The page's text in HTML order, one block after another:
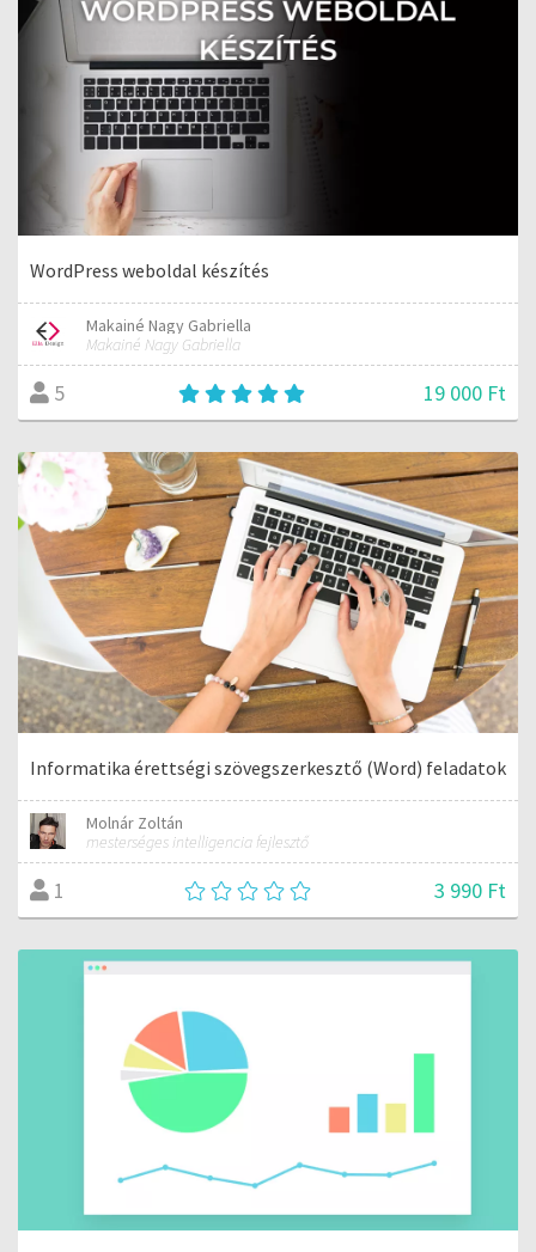
WordPress weboldal készítés
Makainé Nagy Gabriella
Makainé Nagy Gabriella
5 19 000 Ft
Informatika érettségi szövegszerkesztő (Word) feladatok
Molnár Zoltán
mesterséges intelligencia fejlesztő
1 3 990 Ft